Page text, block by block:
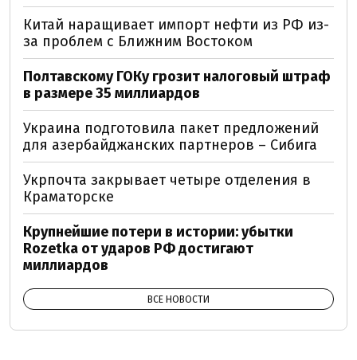
Китай наращивает импорт нефти из РФ из-
за проблем с Ближним Востоком
Полтавскому ГОКу грозит налоговый штраф
в размере 35 миллиардов
Украина подготовила пакет предложений
для азербайджанских партнеров – Сибига
Укрпочта закрывает четыре отделения в
Краматорске
Крупнейшие потери в истории: убытки
Rozetka от ударов РФ достигают
миллиардов
ВСЕ НОВОСТИ